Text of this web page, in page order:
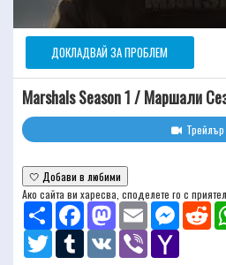
ДОКЛАДВАЙ ЗА ПРОБЛЕМ
Marshals Season 1 / Маршали
Трейлър
🤍 Добави в любими
Ако сайта ви харесва, споделете го с
Share
FacebookMastodonEmail Messenger
Twitter
Tumblr VK Viber